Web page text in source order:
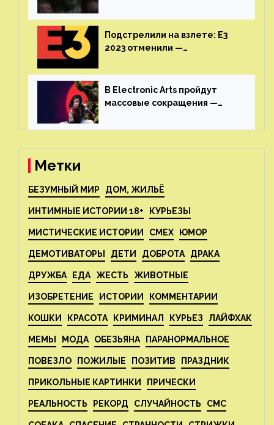
июне
Подстрелили на взлете: E3
2023 отменили —
выставка не вернется
В Electronic Arts пройдут
массовые сокращения —
реструктуризацию
Метки
БЕЗУМНЫЙ МИР ДОМ, ЖИЛЬЁ
ИНТИМНЫЕ ИСТОРИИ 18+ КУРЬЕЗЫ
МИСТИЧЕСКИЕ ИСТОРИИ СМЕХ ЮМОР
ДЕМОТИВАТОРЫ ДЕТИ ДОБРОТА ДРАКА
ДРУЖБА ЕДА ЖЕСТЬ ЖИВОТНЫЕ
ИЗОБРЕТЕНИЕ ИСТОРИИ КОММЕНТАРИИ
КОШКИ КРАСОТА КРИМИНАЛ КУРЬЕЗ ЛАЙФХАК
МЕМЫ МОДА ОБЕЗЬЯНА ПАРАНОРМАЛЬНОЕ
ПОВЕЗЛО ПОЖИЛЫЕ ПОЗИТИВ ПРАЗДНИК
ПРИКОЛЬНЫЕ КАРТИНКИ ПРИЧЕСКИ
РЕАЛЬНОСТЬ РЕКОРД СЛУЧАЙНОСТЬ СМС